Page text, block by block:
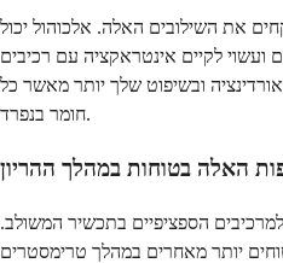
את השילובים האלה. אלכוהול יכול
ועשוי לקיים אינטראקציה עם רכיבים
ובשיפוט שלך יותר מאשר כל
חומר בנפרד.
הספציפיים בתכשיר המשולב.
יותר מאחרים במהלך טרימסטרים